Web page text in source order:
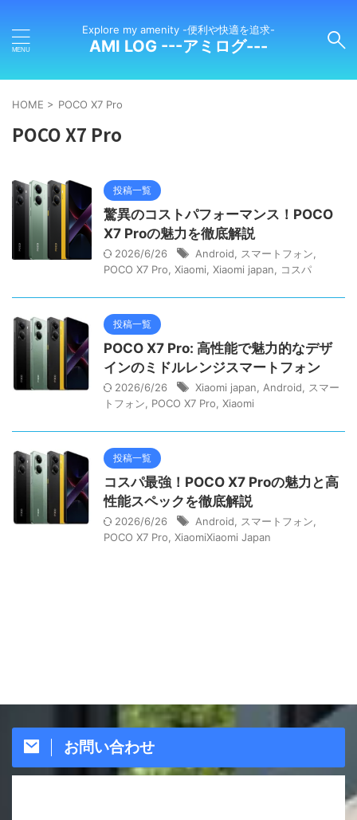
Explore my amenity -便利や快適を追求-
AMI LOG ---アミログ---
HOME > POCO X7 Pro
POCO X7 Pro
投稿一覧
驚異のコストパフォーマンス！POCO
X7 Proの魅力を徹底解説
2026/6/26 Android スマートフォン
POCO X7 Pro Xiaomi Xiaomi japan コスパ
投稿一覧
POCO X7 Pro: 高性能で魅力的なデザ
インのミドルレンジスマートフォン
2026/6/26 Xiaomi japan Android
スマー
トフォン
POCO X7 Pro Xiaomi
投稿一覧
コスパ最強！POCO X7 Proの魅力と高
性能スペックを徹底解説
2026/6/26 Android スマートフォン
POCO X7 Pro XiaomiXiaomi Japan
お問い合わせ